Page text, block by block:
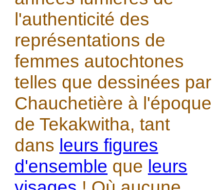
l'authenticité des
représentations de
femmes autochtones
telles que dessinées par
Chauchetière à l'époque
de Tekakwitha, tant
dans leurs figures
d'ensemble que leurs